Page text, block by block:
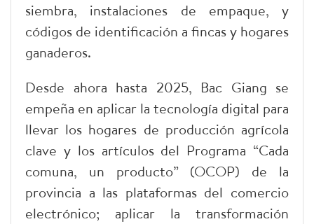
siembra, instalaciones de empaque, y
códigos de identificación a fincas y hogares
ganaderos.
Desde ahora hasta 2025, Bac Giang se
empeña en aplicar la tecnología digital para
llevar los hogares de producción agrícola
clave y los artículos del Programa “Cada
comuna, un producto” (OCOP) de la
provincia a las plataformas del comercio
electrónico; aplicar la transformación